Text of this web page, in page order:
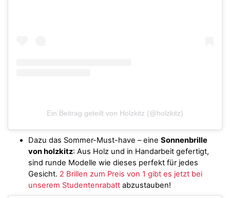
Ein Beitrag geteilt von Holzkitz (@holzkitz)
Dazu das Sommer-Must-have – eine Sonnenbrille
von holzkitz: Aus Holz und in Handarbeit gefertigt,
sind runde Modelle wie dieses perfekt für jedes
Gesicht. 2 Brillen zum Preis von 1 gibt es jetzt bei
unserem Studentenrabatt abzustauben!